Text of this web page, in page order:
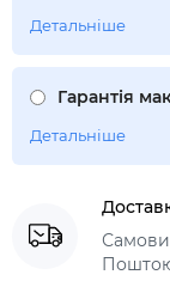
Детальніше
Гарантія
Детальніше